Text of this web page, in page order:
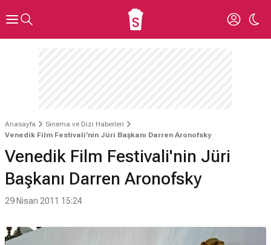
Anasayfa
Sinema ve Dizi Haberleri
Venedik Film Festivali'nin Jüri Başkanı Darren Aronofsky
Venedik Film Festivali'nin Jüri
Başkanı Darren Aronofsky
29 Nisan 2011 15:24